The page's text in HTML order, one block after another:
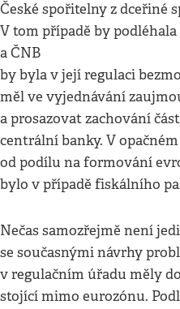
České spořitelny z dceřiné
V tom případě by
a ČNB
by byla v její regulaci
měl ve vyjednávání
a prosazovat zachování
centrální banky. V
od podílu na formování
bylo v případě fiskálního
Nečas samozřejmě není
se současnými návrhy
v regulačním úřadu měly
stojící mimo eurozónu.